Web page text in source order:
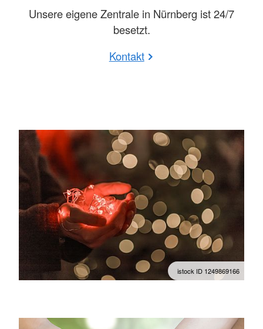
Unsere eigene Zentrale in Nürnberg ist 24/7
besetzt.
Kontakt
istock ID 1249869166